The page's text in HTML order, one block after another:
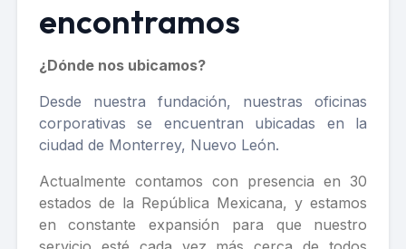
encontramos
¿Dónde nos ubicamos?
Desde nuestra fundación, nuestras oficinas
corporativas se encuentran ubicadas en la
ciudad de Monterrey, Nuevo León.
Actualmente contamos con presencia en 30
estados de la República Mexicana, y estamos
en constante expansión para que nuestro